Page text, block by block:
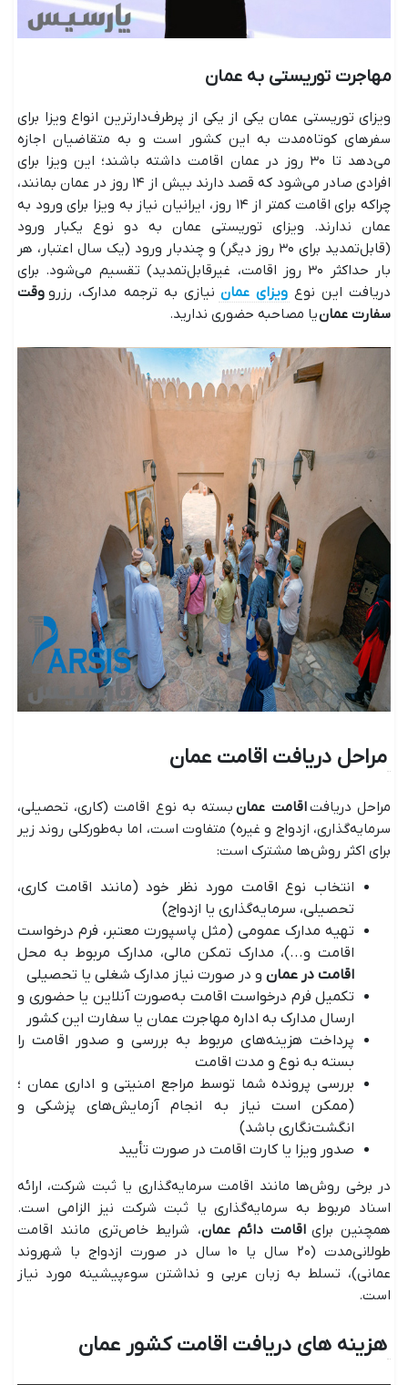
مهاجرت توریستی به عمان
ویزای توریستی عمان یکی از یکی از پرطرف‌دارترین انواع ویزا برای
سفرهای کوتاه‌مدت به این کشور است و به متقاضیان اجازه
می‌دهد تا ۳۰ روز در عمان اقامت داشته باشند؛ این ویزا برای
افرادی صادر می‌شود که قصد دارند بیش از ۱۴ روز در عمان بمانند،
چراکه برای اقامت کمتر از ۱۴ روز، ایرانیان نیاز به ویزا برای ورود به
عمان ندارند. ویزای توریستی عمان به دو نوع یکبار ورود
(قابل‌تمدید برای ۳۰ روز دیگر) و چندبار ورود (یک سال اعتبار، هر
بار حداکثر ۳۰ روز اقامت، غیرقابل‌تمدید) تقسیم می‌شود. برای
دریافت این نوع ویزای عمان نیازی به ترجمه مدارک، رزرو وقت
سفارت عمانیا مصاحبه حضوری ندارید.
مراحل دریافت اقامت عمان
مراحل دریافتاقامت عمانبسته به نوع اقامت (کاری، تحصیلی،
سرمایه‌گذاری، ازدواج و غیره) متفاوت است، اما به‌طورکلی روند زیر
برای اکثر روش‌ها مشترک است:
انتخاب نوع اقامت مورد نظر خود (مانند اقامت کاری،
تحصیلی، سرمایه‌گذاری یا ازدواج)
تهیه مدارک عمومی (مثل پاسپورت معتبر، فرم درخواست
اقامت و...)، مدارک تمکن مالی، مدارک مربوط به محل
اقامت در عمان و در صورت نیاز مدارک شغلی یا تحصیلی
تکمیل فرم درخواست اقامت به‌صورت آنلاین یا حضوری و
ارسال مدارک به اداره مهاجرت عمان یا سفارت این کشور
پرداخت هزینه‌های مربوط به بررسی و صدور اقامت را
بسته به نوع و مدت اقامت
بررسی پرونده شما توسط مراجع امنیتی و اداری عمان ؛
(ممکن است نیاز به انجام آزمایش‌های پزشکی و
انگشت‌نگاری باشد)
صدور ویزا یا کارت اقامت در صورت تأیید
در برخی روش‌ها مانند اقامت سرمایه‌گذاری یا ثبت شرکت، ارائه
اسناد مربوط به سرمایه‌گذاری یا ثبت شرکت نیز الزامی است.
همچنین برای اقامت دائم عمان، شرایط خاص‌تری مانند اقامت
طولانی‌مدت (۲۰ سال یا ۱۰ سال در صورت ازدواج با شهروند
عمانی)، تسلط به زبان عربی و نداشتن سوءپیشینه مورد نیاز
است.
هزینه های دریافت اقامت کشور عمان